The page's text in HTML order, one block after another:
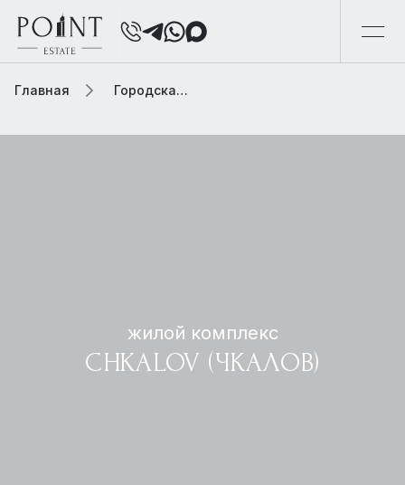
Главная Городская элитная недвижимость
жилой комплекс
CHKALOV (ЧКАЛОВ)